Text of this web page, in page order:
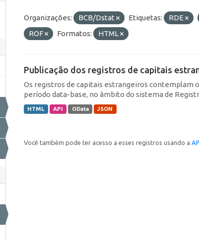
Organizações: BCB/Dstat Etiquetas: RDE
ROF
Formatos: HTML
Publicação dos registros de capitais
Os registros de capitais estrangeiros contemplam
período data-base, no âmbito do sistema de
HTML API OData JSON
Você também pode ter acesso a esses registros usando a